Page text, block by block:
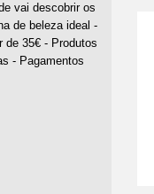
vai descobrir os
de beleza ideal -
de 35€ - Produtos
- Pagamentos